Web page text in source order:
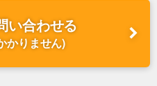
い合わせる
かりません)